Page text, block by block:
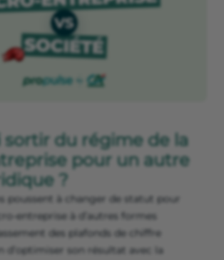
sortir du régime de la
pour un autre
?
poussent à changer de statut pour
entreprise à d’autres formes
des plafonds de chiffre
d’optimiser son résultat avec la